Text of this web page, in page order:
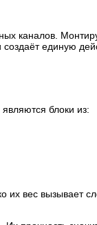
каналов.
единую
блоки из:
их вес вызывает